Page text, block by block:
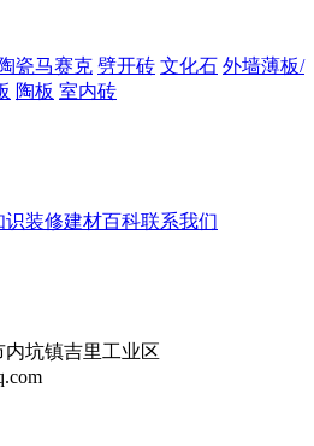
瓷马赛克 劈开砖 文化石 外墙薄板/
陶板 室内砖
识装修建材百科联系我们
坑镇吉里工业区